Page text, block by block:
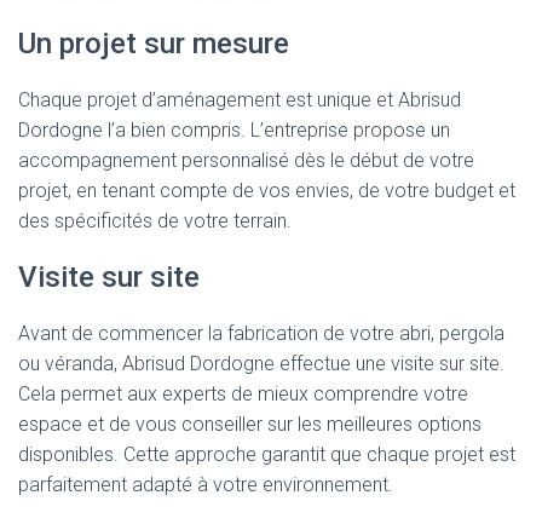
Un projet sur mesure
Chaque projet d’aménagement est unique et Abrisud
Dordogne l’a bien compris. L’entreprise propose un
accompagnement personnalisé dès le début de votre
projet, en tenant compte de vos envies, de votre budget et
des spécificités de votre terrain.
Visite sur site
Avant de commencer la fabrication de votre abri, pergola
ou véranda, Abrisud Dordogne effectue une visite sur site.
Cela permet aux experts de mieux comprendre votre
espace et de vous conseiller sur les meilleures options
disponibles. Cette approche garantit que chaque projet est
parfaitement adapté à votre environnement.